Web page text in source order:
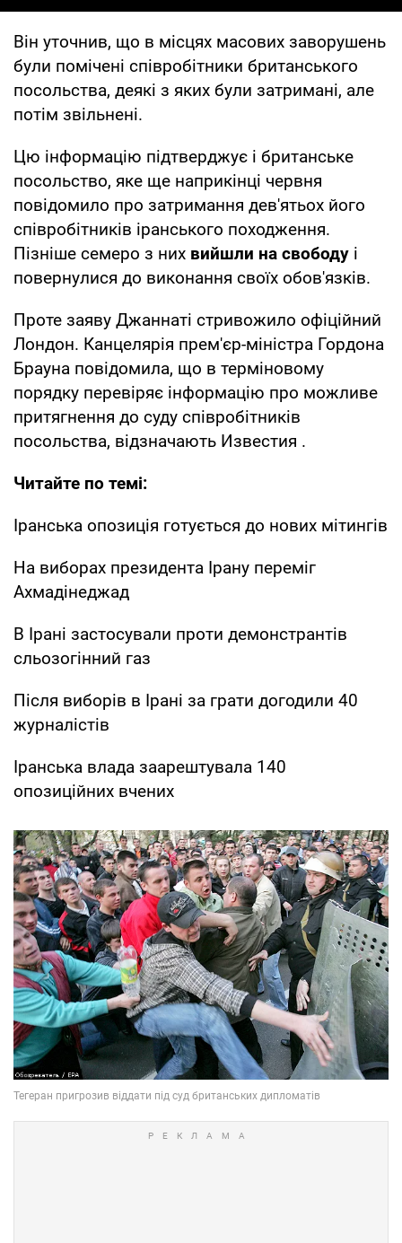
Він уточнив, що в місцях масових заворушень
були помічені співробітники британського
посольства, деякі з яких були затримані, але
потім звільнені.
Цю інформацію підтверджує і британське
посольство, яке ще наприкінці червня
повідомило про затримання дев'ятьох його
співробітників іранського походження.
Пізніше семеро з них вийшли на свободу і
повернулися до виконання своїх обов'язків.
Проте заяву Джаннаті стривожило офіційний
Лондон. Канцелярія прем'єр-міністра Гордона
Брауна повідомила, що в терміновому
порядку перевіряє інформацію про можливе
притягнення до суду співробітників
посольства, відзначають Известия .
Читайте по темі:
Іранська опозиція готується до нових мітингів
На виборах президента Ірану переміг
Ахмадінеджад
В Ірані застосували проти демонстрантів
сльозогінний газ
Після виборів в Ірані за грати догодили 40
журналістів
Іранська влада заарештувала 140
опозиційних вчених